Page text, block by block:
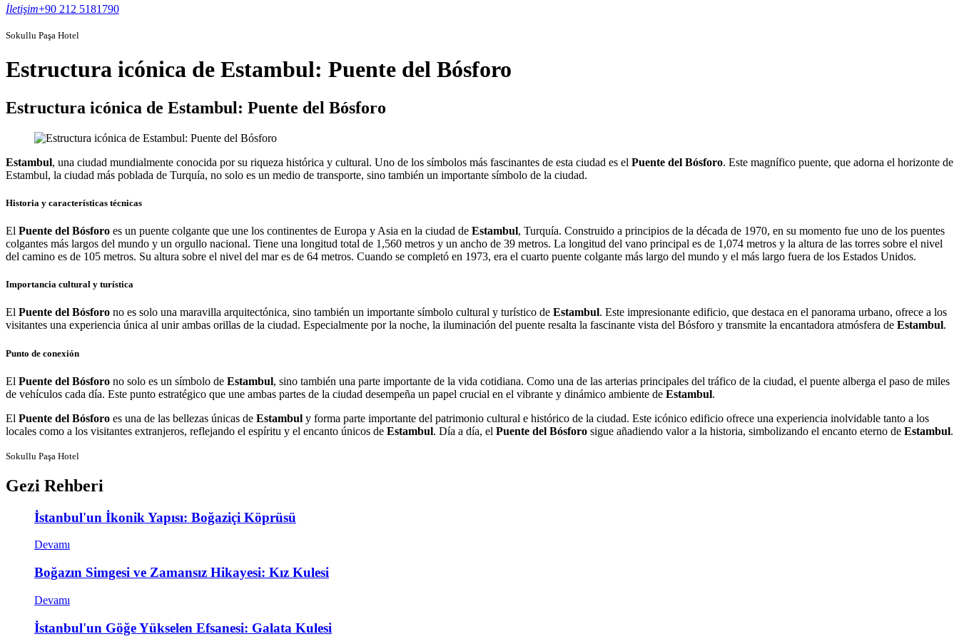
İletişim+90 212 5181790
Sokullu Paşa Hotel
Estructura icónica de Estambul: Puente del Bósforo
Estructura icónica de Estambul: Puente del Bósforo
Estambul, una ciudad mundialmente conocida por su riqueza histórica y cultural. Uno de los símbolos más fascinantes de esta ciudad es el Puente del Bósforo. Este magnífico puente, que adorna el horizonte de
Estambul, la ciudad más poblada de Turquía, no solo es un medio de transporte, sino también un importante símbolo de la ciudad.
Historia y características técnicas
El Puente del Bósforo es un puente colgante que une los continentes de Europa y Asia en la ciudad de Estambul, Turquía. Construido a principios de la década de 1970, en su momento fue uno de los puentes
colgantes más largos del mundo y un orgullo nacional. Tiene una longitud total de 1,560 metros y un ancho de 39 metros. La longitud del vano principal es de 1,074 metros y la altura de las torres sobre el nivel
del camino es de 105 metros. Su altura sobre el nivel del mar es de 64 metros. Cuando se completó en 1973, era el cuarto puente colgante más largo del mundo y el más largo fuera de los Estados Unidos.
Importancia cultural y turística
El Puente del Bósforo no es solo una maravilla arquitectónica, sino también un importante símbolo cultural y turístico de Estambul. Este impresionante edificio, que destaca en el panorama urbano, ofrece a los
visitantes una experiencia única al unir ambas orillas de la ciudad. Especialmente por la noche, la iluminación del puente resalta la fascinante vista del Bósforo y transmite la encantadora atmósfera de Estambul.
Punto de conexión
El Puente del Bósforo no solo es un símbolo de Estambul, sino también una parte importante de la vida cotidiana. Como una de las arterias principales del tráfico de la ciudad, el puente alberga el paso de miles
de vehículos cada día. Este punto estratégico que une ambas partes de la ciudad desempeña un papel crucial en el vibrante y dinámico ambiente de Estambul.
El Puente del Bósforo es una de las bellezas únicas de Estambul y forma parte importante del patrimonio cultural e histórico de la ciudad. Este icónico edificio ofrece una experiencia inolvidable tanto a los
locales como a los visitantes extranjeros, reflejando el espíritu y el encanto únicos de Estambul. Día a día, el Puente del Bósforo sigue añadiendo valor a la historia, simbolizando el encanto eterno de Estambul.
Sokullu Paşa Hotel
Gezi Rehberi
İstanbul'un İkonik Yapısı: Boğaziçi Köprüsü
Devamı
Boğazın Simgesi ve Zamansız Hikayesi: Kız Kulesi
Devamı
İstanbul'un Göğe Yükselen Efsanesi: Galata Kulesi